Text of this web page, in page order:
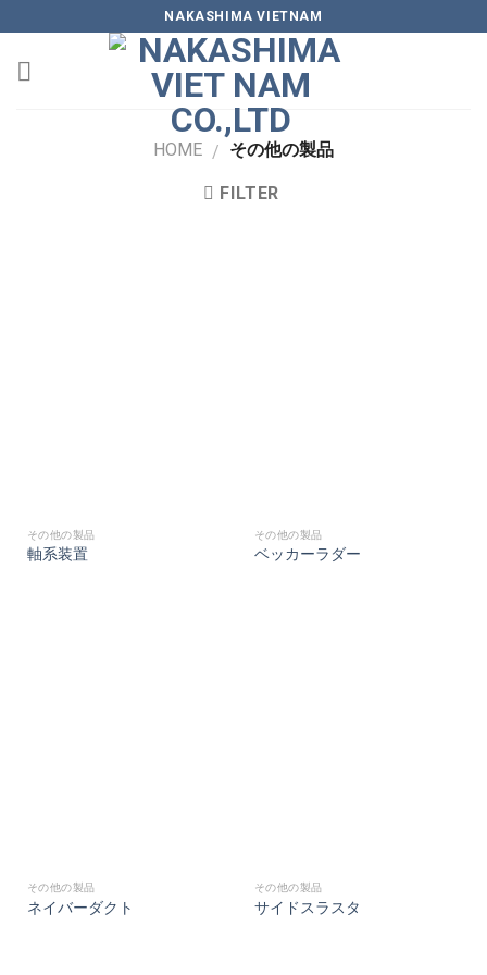
to
content
NAKASHIMA VIETNAM
HOME / その他の製品
FILTER
その他の製品
軸系装置
その他の製品
ベッカーラダー
その他の製品
ネイバーダクト
その他の製品
サイドスラスタ